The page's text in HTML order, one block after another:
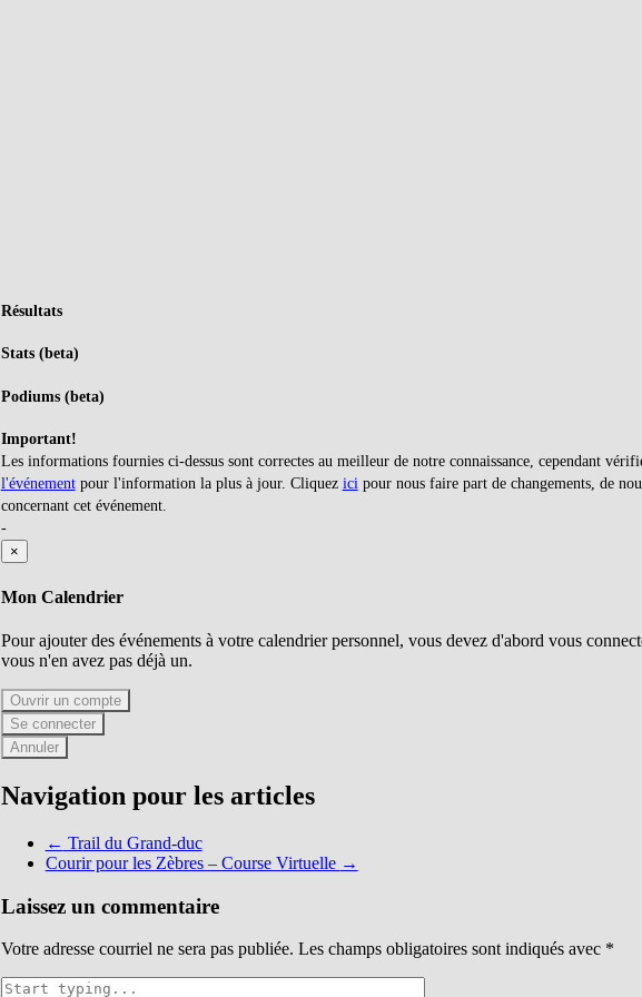
Résultats
Stats (beta)
Podiums (beta)
Important!
Les informations fournies ci-dessus sont correctes au meilleur de notre connaissance, cependant
l'événementpour l'information la plus à jour. Cliquez icipour nous faire part de changements, de
concernant cet événement.
-
×
Mon Calendrier
Pour ajouter des événements à votre calendrier personnel, vous devez d'abord vous
vous n'en avez pas déjà un.
Ouvrir un compte
Se connecter
Annuler
Navigation pour les articles
← Trail du Grand-duc
Courir pour les Zèbres – Course Virtuelle →
Laissez un commentaire
Votre adresse courriel ne sera pas publiée. Les champs obligatoires sont indiqués avec *